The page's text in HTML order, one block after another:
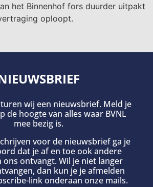
het Binnenhof fors duurder uitpakt
oploopt.
wij een nieuwsbrief. Meld je
de hoogte van alles waar BVNL
mee bezig is.
voor de nieuwsbrief ga je
dat je af en toe ook andere
ons ontvangt. Wil je niet langer
dan kun je je afmelden
link onderaan onze mails.